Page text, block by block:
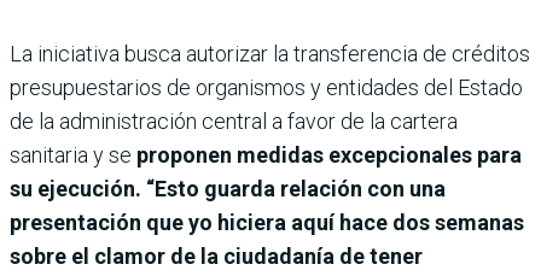
La iniciativa busca autorizar la transferencia de créditos
presupuestarios de organismos y entidades del Estado
de la administración central a favor de la cartera
sanitaria y se proponen medidas excepcionales para
su ejecución. “Esto guarda relación con una
presentación que yo hiciera aquí hace dos semanas
sobre el clamor de la ciudadanía de tener